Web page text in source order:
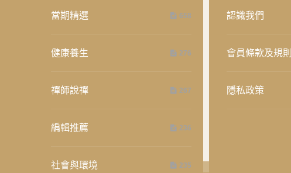
當期精選 658
健康養生 276
禪師說禪 267
編輯推薦 236
社會與環境 235
認識我們
會員條款及規則
隱私政策